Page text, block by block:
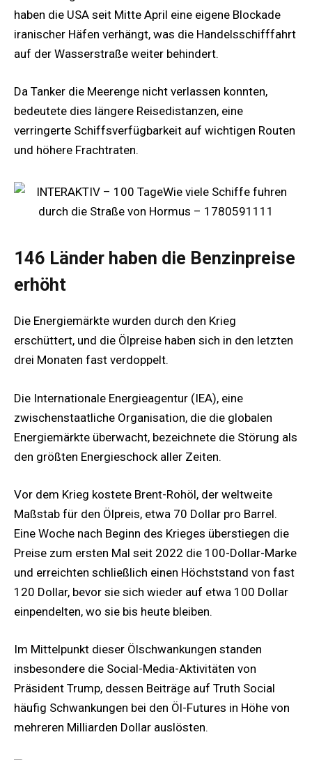
haben die USA seit Mitte April eine eigene Blockade
iranischer Häfen verhängt, was die Handelsschifffahrt
auf der Wasserstraße weiter behindert.
Da Tanker die Meerenge nicht verlassen konnten,
bedeutete dies längere Reisedistanzen, eine
verringerte Schiffsverfügbarkeit auf wichtigen Routen
und höhere Frachtraten.
146 Länder haben die Benzinpreise
erhöht
Die Energiemärkte wurden durch den Krieg
erschüttert, und die Ölpreise haben sich in den letzten
drei Monaten fast verdoppelt.
Die Internationale Energieagentur (IEA), eine
zwischenstaatliche Organisation, die die globalen
Energiemärkte überwacht, bezeichnete die Störung als
den größten Energieschock aller Zeiten.
Vor dem Krieg kostete Brent-Rohöl, der weltweite
Maßstab für den Ölpreis, etwa 70 Dollar pro Barrel.
Eine Woche nach Beginn des Krieges überstiegen die
Preise zum ersten Mal seit 2022 die 100-Dollar-Marke
und erreichten schließlich einen Höchststand von fast
120 Dollar, bevor sie sich wieder auf etwa 100 Dollar
einpendelten, wo sie bis heute bleiben.
Im Mittelpunkt dieser Ölschwankungen standen
insbesondere die Social-Media-Aktivitäten von
Präsident Trump, dessen Beiträge auf Truth Social
häufig Schwankungen bei den Öl-Futures in Höhe von
mehreren Milliarden Dollar auslösten.